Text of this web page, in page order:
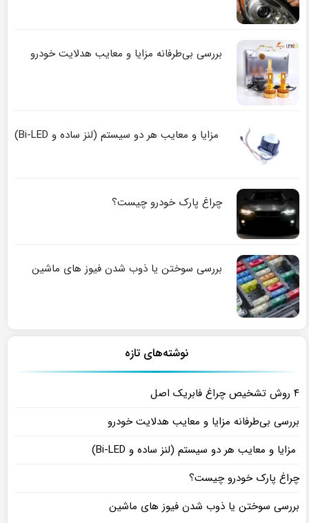
بررسی بی‌طرفانه مزایا و معایب هدلایت خودرو
مزایا و معایب هر دو سیستم (لنز ساده و Bi-LED)
چراغ پارک خودرو چیست؟
بررسی سوختن یا ذوب شدن فیوز های ماشین
نوشته‌های تازه
۴ روش تشخیص چراغ فابریک اصل
بررسی بی‌طرفانه مزایا و معایب هدلایت خودرو
مزایا و معایب هر دو سیستم (لنز ساده و Bi-LED)
چراغ پارک خودرو چیست؟
بررسی سوختن یا ذوب شدن فیوز های ماشین